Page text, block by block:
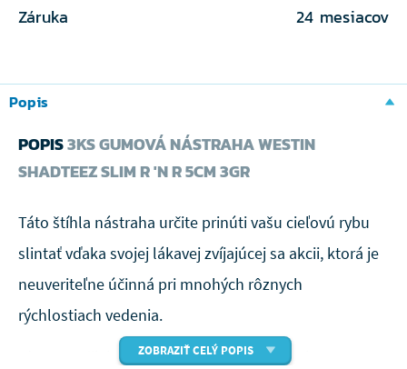
Záruka
24 mesiacov
Popis
POPIS3KS GUMOVÁ NÁSTRAHA WESTIN
SHADTEEZ SLIM R 'N R 5CM 3GR
Táto štíhla nástraha určite prinúti vašu cieľovú rybu
slintať vďaka svojej lákavej zvíjajúcej sa akcii, ktorá je
neuveriteľne účinná pri mnohých rôznych
rýchlostiach vedenia.
Ide o menšieho brata existujúcich verzií tejto
ZOBRAZIŤ CELÝ POPIS